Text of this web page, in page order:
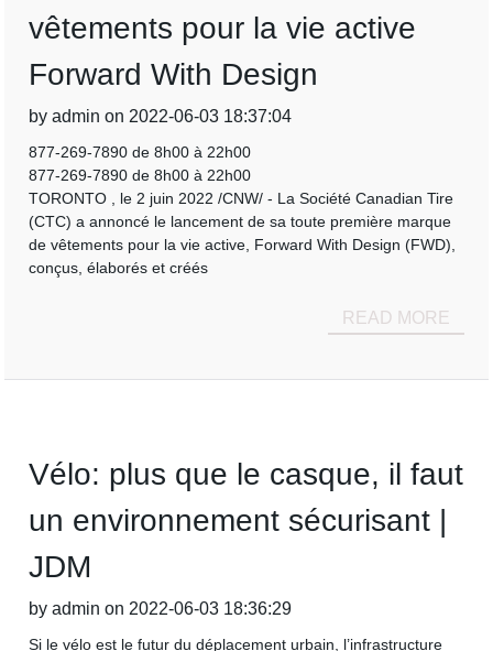
vêtements pour la vie active
Forward With Design
by admin on 2022-06-03 18:37:04
877-269-7890 de 8h00 à 22h00
877-269-7890 de 8h00 à 22h00
TORONTO , le 2 juin 2022 /CNW/ - La Société Canadian Tire
(CTC) a annoncé le lancement de sa toute première marque
de vêtements pour la vie active, Forward With Design (FWD),
conçus, élaborés et créés
READ MORE
Vélo: plus que le casque, il faut
un environnement sécurisant |
JDM
by admin on 2022-06-03 18:36:29
Si le vélo est le futur du déplacement urbain, l’infrastructure